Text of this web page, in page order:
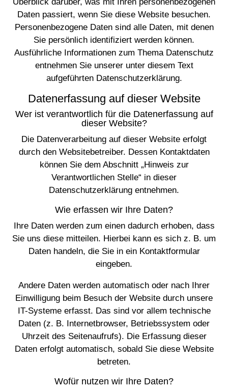
Daten passiert, wenn Sie diese Website besuchen.
Personenbezogene Daten sind alle Daten, mit denen
Sie persönlich identifiziert werden können.
Ausführliche Informationen zum Thema Datenschutz
entnehmen Sie unserer unter diesem Text
aufgeführten Datenschutzerklärung.
Datenerfassung auf dieser Website
Wer ist verantwortlich für die Datenerfassung auf
dieser Website?
Die Datenverarbeitung auf dieser Website erfolgt
durch den Websitebetreiber. Dessen Kontaktdaten
können Sie dem Abschnitt „Hinweis zur
Verantwortlichen Stelle“ in dieser
Datenschutzerklärung entnehmen.
Wie erfassen wir Ihre Daten?
Ihre Daten werden zum einen dadurch erhoben, dass
Sie uns diese mitteilen. Hierbei kann es sich z. B. um
Daten handeln, die Sie in ein Kontaktformular
eingeben.
Andere Daten werden automatisch oder nach Ihrer
Einwilligung beim Besuch der Website durch unsere
IT-Systeme erfasst. Das sind vor allem technische
Daten (z. B. Internetbrowser, Betriebssystem oder
Uhrzeit des Seitenaufrufs). Die Erfassung dieser
Daten erfolgt automatisch, sobald Sie diese Website
betreten.
Wofür nutzen wir Ihre Daten?